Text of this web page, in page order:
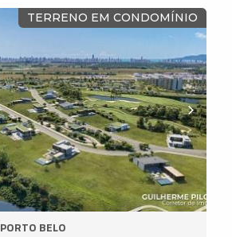
TERRENO EM CONDOMÍNIO
PORTO BELO